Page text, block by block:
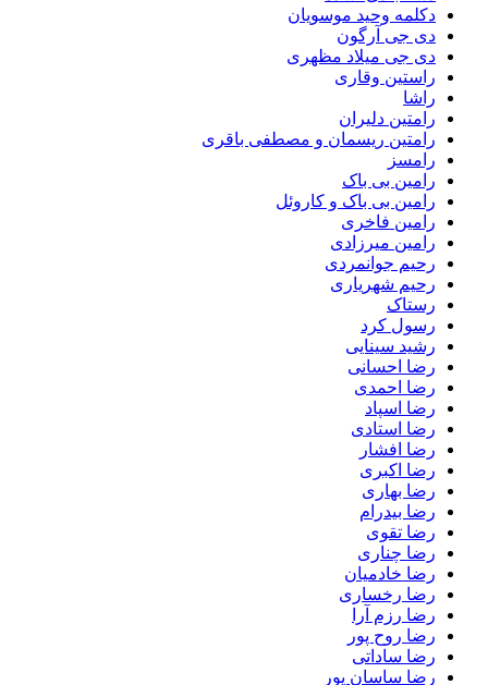
دکلمه وحید موسویان
دی جی آرگون
دی جی میلاد مظهری
راستین وقاری
راشا
رامتین دلیران
رامتین ریسمان و مصطفی باقری
رامسز
رامین بی باک
رامین بی باک و کاروئل
رامین فاخری
رامین میرزادی
رحیم جوانمردی
رحیم شهریاری
رستاک
رسول کرد
رشید سینایی
رضا احسانی
رضا احمدی
رضا اسپاد
رضا استادی
رضا افشار
رضا اکبری
رضا بهاری
رضا بیدرام
رضا تقوی
رضا چناری
رضا خادمیان
رضا رخساری
رضا رزم آرا
رضا روح پور
رضا ساداتی
رضا ساسان پور